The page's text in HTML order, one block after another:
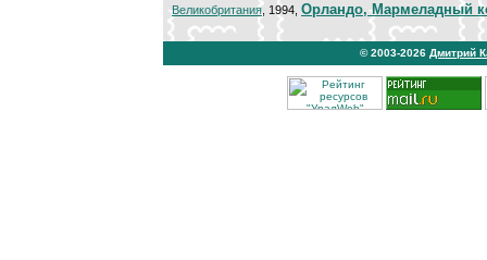
Великобритания , 1994, Орландо, Мармеладный
© 2003-2026 Дмитрий